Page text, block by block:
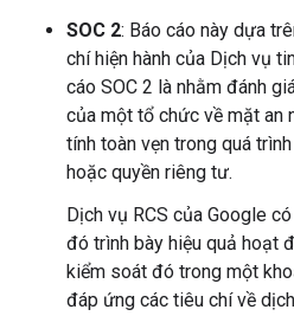
SOC 2: Báo cáo này dựa
chí hiện hành của Dịch vụ
cáo SOC 2 là nhằm đánh
của một tổ chức về mặt an
tính toàn vẹn trong quá
hoặc quyền riêng tư.
Dịch vụ RCS của Google
đó trình bày hiệu quả hoạt
kiểm soát đó trong một
đáp ứng các tiêu chí về